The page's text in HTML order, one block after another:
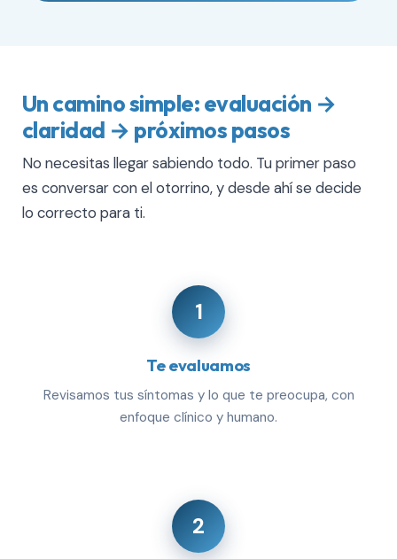
Un camino simple: evaluación →
claridad → próximos pasos
No necesitas llegar sabiendo todo. Tu primer paso
es conversar con el otorrino, y desde ahí se decide
lo correcto para ti.
1
Te evaluamos
Revisamos tus síntomas y lo que te preocupa, con
enfoque clínico y humano.
2